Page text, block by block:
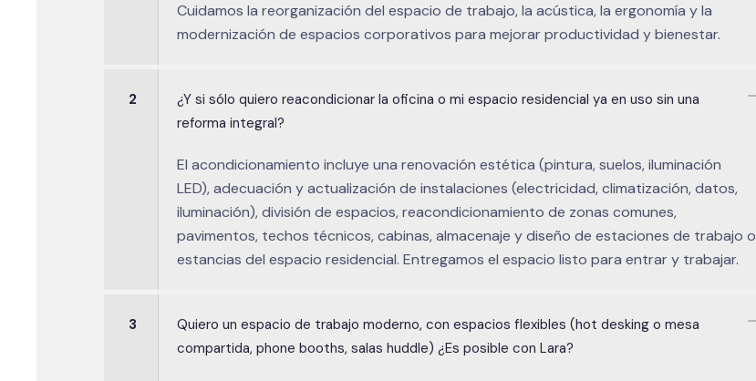
Cuidamos la reorganización del espacio de trabajo, la acústica, la ergonomía y la
modernización de espacios corporativos para mejorar productividad y bienestar.
2
¿Y si sólo quiero reacondicionar la oficina o mi espacio residencial ya en uso sin una
reforma integral?
El acondicionamiento incluye una renovación estética (pintura, suelos, iluminación
LED), adecuación y actualización de instalaciones (electricidad, climatización, datos,
iluminación), división de espacios, reacondicionamiento de zonas comunes,
pavimentos, techos técnicos, cabinas, almacenaje y diseño de estaciones de trabajo o
estancias del espacio residencial. Entregamos el espacio listo para entrar y trabajar.
3
Quiero un espacio de trabajo moderno, con espacios flexibles (hot desking o mesa
compartida, phone booths, salas huddle) ¿Es posible con Lara?